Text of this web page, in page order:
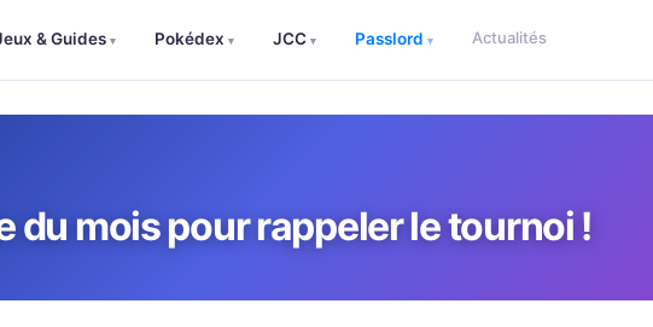
& Guides ▾ Pokédex ▾ JCC ▾ Passlord ▾ Actualités
du mois pour rappeler le tournoi !